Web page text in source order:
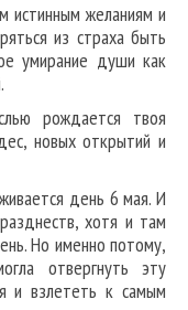
истинным желаниям и
из страха быть
умирание души как
рождается твоя
новых открытий и
день 6 мая. И
хотя и там
Но именно потому,
отвергнуть эту
и взлететь к самым